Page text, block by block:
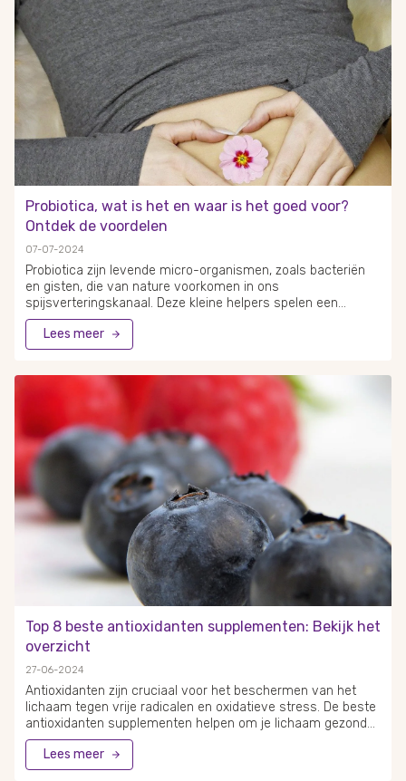
supplementen kunnen verschillen in hun
absorberingssnelheid en mogelijke bijwerkingen. Mensen
kiezen vaak voor supplementen die vitamine C combineren
met andere stoffen, zoals bioflavonoïden, om de werking te
verbeteren.
Probiotica, wat is het en waar is het goed voor?
Ontdek de voordelen
07-07-2024
Probiotica zijn levende micro-organismen, zoals bacteriën
en gisten, die van nature voorkomen in ons
spijsverteringskanaal. Deze kleine helpers spelen een
cruciale rol bij het behouden van een gezonde darmflora en
kunnen bijdragen aan het versterken van het
immuunsysteem. Je kunt probiotica bijvoorbeeld vinden in
zuurkool. Voedingssupplementen met probiotica worden
vaak aangeraden vanwege hun potentiële
gezondheidsvoordelen. Er wordt gezegd dat ze kunnen
helpen bij het verlichten van bepaalde darmklachten en het
verbeteren van de spijsvertering. Een overzicht van
probiotica laat zien dat deze bacteriën melkzuurbacteriën
worden genoemd, zoals lactobacillen en bifidobacteriën.
Probiotica kunnen worden gevonden in verschillende
soorten voeding en zijn vooral bekend in producten zoals
zuivel. De Europese Voedselveiligheid Autoriteit (EFSA)
onderzoekt nog steeds de precieze effecten en voordelen
van probiotica. Toch blijven veel mensen producten met
probiotica gebruiken vanwege de mogelijke gunstige
effecten op hun gezondheid en darmflora.
Lees meer
Top 8 beste antioxidanten supplementen: Bekijk het
overzicht
27-06-2024
Antioxidanten zijn cruciaal voor het beschermen van het
lichaam tegen vrije radicalen en oxidatieve stress. De beste
antioxidanten supplementen helpen om je lichaam gezond
en vitaal te houden, wat bijdraagt aan een langer en
energieker leven. In dit artikel bespreken we de top 8
antioxidantensupplementen die je dagelijkse gezondheid een
Lees meer